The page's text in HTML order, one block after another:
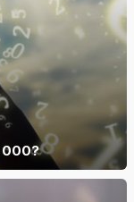
000?